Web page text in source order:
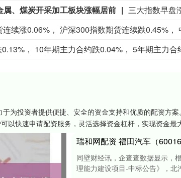
、煤炭开采加工板块涨幅居前
为投资者提供便捷、安全的资金支持和优质的配资方
以快速申请配资服务，灵活选择资金杠杆，实现资金
同壁财经讯，企查查数据显示，
理能力建设项目-中标公告》，